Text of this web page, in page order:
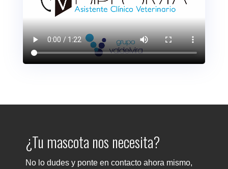
¿Tu mascota nos necesita?
No lo dudes y ponte en contacto ahora mismo,